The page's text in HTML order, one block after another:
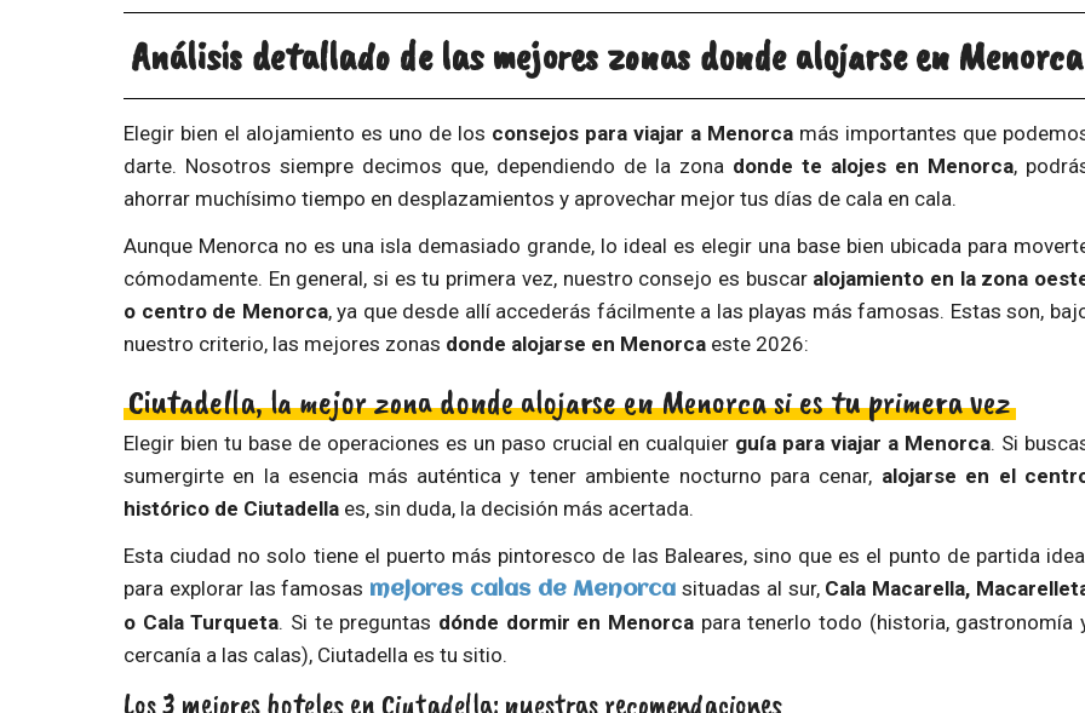
Análisis detallado de las mejores zonas donde alojarse en Menorca
Elegir bien el alojamiento es uno de los consejos para viajar a Menorca más importantes que
darte. Nosotros siempre decimos que, dependiendo de la zona donde te alojes en Menorca,
ahorrar muchísimo tiempo en desplazamientos y aprovechar mejor tus días de cala en cala.
Aunque Menorca no es una isla demasiado grande, lo ideal es elegir una base bien ubicada para
cómodamente. En general, si es tu primera vez, nuestro consejo es buscar alojamiento en la zona
o centro de Menorca, ya que desde allí accederás fácilmente a las playas más famosas. Estas son,
nuestro criterio, las mejores zonas donde alojarse en Menorca este 2026:
Ciutadella, la mejor zona donde alojarse en Menorca si es tu primera vez
Elegir bien tu base de operaciones es un paso crucial en cualquier guía para viajar a Menorca. Si
sumergirte en la esencia más auténtica y tener ambiente nocturno para cenar, alojarse en el
histórico de Ciutadella es, sin duda, la decisión más acertada.
Esta ciudad no solo tiene el puerto más pintoresco de las Baleares, sino que es el punto de partida
para explorar las famosas mejores calas de Menorca situadas al sur, Cala Macarella,
o Cala Turqueta. Si te preguntas dónde dormir en Menorca para tenerlo todo (historia, gastronomía
cercanía a las calas), Ciutadella es tu sitio.
Los 3 mejores hoteles en Ciutadella: nuestras recomendaciones